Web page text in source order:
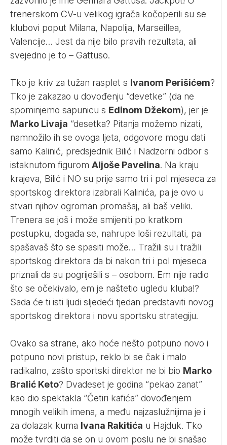
trenerskom CV-u velikog igrača kočoperili su se
klubovi poput Milana, Napolija, Marseillea,
Valencije… Jest da nije bilo pravih rezultata, ali
svejedno je to – Gattuso.
Tko je kriv za tužan rasplet s Ivanom Perišićem?
Tko je zakazao u dovođenju “devetke” (da ne
spominjemo sapunicu s Edinom Džekom), jer je
Marko Livaja “desetka? Pitanja možemo nizati,
namnožilo ih se ovoga ljeta, odgovore mogu dati
samo Kalinić, predsjednik Bilić i Nadzorni odbor s
istaknutom figurom Aljoše Pavelina. Na kraju
krajeva, Bilić i NO su prije samo tri i pol mjeseca za
sportskog direktora izabrali Kalinića, pa je ovo u
stvari njihov ogroman promašaj, ali baš veliki.
Trenera se još i može smijeniti po kratkom
postupku, događa se, nahrupe loši rezultati, pa
spašavaš što se spasiti može… Tražili su i tražili
sportskog direktora da bi nakon tri i pol mjeseca
priznali da su pogriješili s – osobom. Em nije radio
što se očekivalo, em je naštetio ugledu kluba!?
Sada će ti isti ljudi sljedeći tjedan predstaviti novog
sportskog direktora i novu sportsku strategiju.
Ovako sa strane, ako hoće nešto potpuno novo i
potpuno novi pristup, reklo bi se čak i malo
radikalno, zašto sportski direktor ne bi bio Marko
Bralić Keto? Dvadeset je godina “pekao zanat”
kao dio spektakla “Četiri kafića” dovođenjem
mnogih velikih imena, a među najzaslužnijima je i
za dolazak kuma Ivana Rakitića u Hajduk. Tko
može tvrditi da se on u ovom poslu ne bi snašao